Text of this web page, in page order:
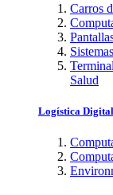
Carros
Salud
Logística Digital